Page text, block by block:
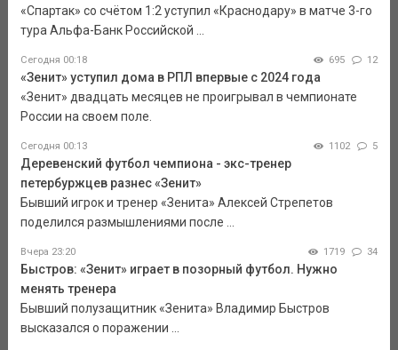
«Спартак» со счётом 1:2 уступил «Краснодару» в матче 3-го
тура Альфа-Банк Российской ...
Сегодня 00:18 695 12
«Зенит» уступил дома в РПЛ впервые с 2024 года
«Зенит» двадцать месяцев не проигрывал в чемпионате
России на своем поле.
Сегодня 00:13 1102 5
Деревенский футбол чемпиона - экс-тренер
петербуржцев разнес «Зенит»
Бывший игрок и тренер «Зенита» Алексей Стрепетов
поделился размышлениями после ...
Вчера 23:20 1719 34
Быстров: «Зенит» играет в позорный футбол. Нужно
менять тренера
Бывший полузащитник «Зенита» Владимир Быстров
высказался о поражении ...